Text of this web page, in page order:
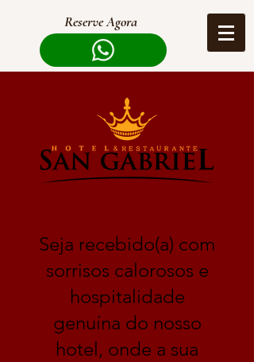
Reserve Agora
Seja recebido(a) com
sorrisos calorosos e
hospitalidade
genuína do nosso
hotel, onde a sua